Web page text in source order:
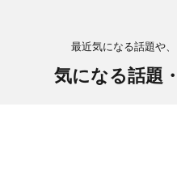
最近気になる話題や
気になる話題